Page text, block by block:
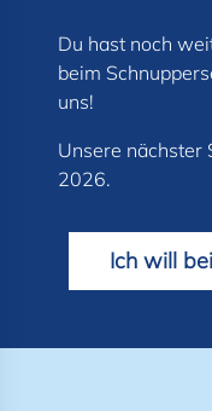
Du hast noch
beim
Unsere nächster
2026.
Ich will